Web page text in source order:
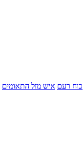
כוח רעם איש מזל התאומים